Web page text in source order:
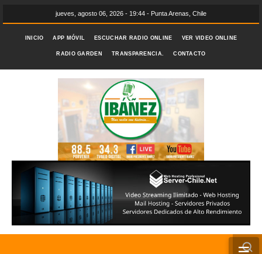
jueves, agosto 06, 2026 - 19:44 - Punta Arenas, Chile
INICIO APP MÓVIL ESCUCHAR RADIO ONLINE VER VIDEO ONLINE
RADIO GARDEN TRANSPARENCIA. CONTACTO